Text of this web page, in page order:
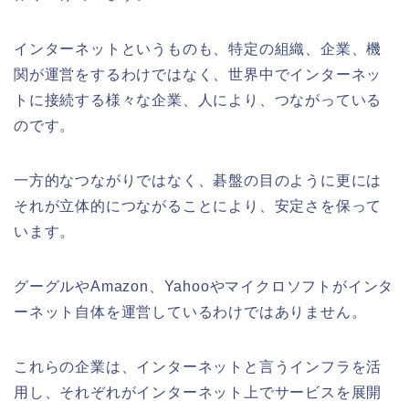
インターネットというものも、特定の組織、企業、機
関が運営をするわけではなく、世界中でインターネッ
トに接続する様々な企業、人により、つながっている
のです。
一方的なつながりではなく、碁盤の目のように更には
それが立体的につながることにより、安定さを保って
います。
グーグルやAmazon、Yahooやマイクロソフトがインタ
ーネット自体を運営しているわけではありません。
これらの企業は、インターネットと言うインフラを活
用し、それぞれがインターネット上でサービスを展開